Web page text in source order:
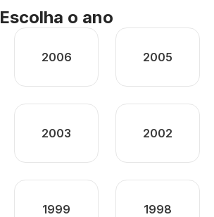
Escolha o ano
2006 2005
2003 2002
1999 1998